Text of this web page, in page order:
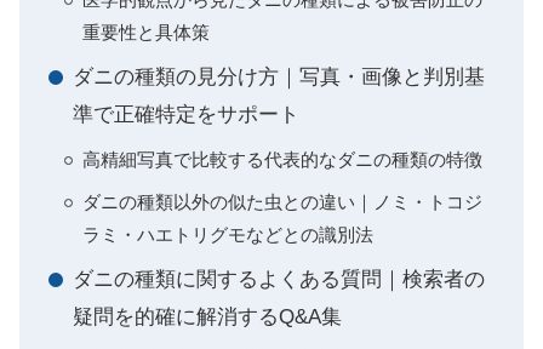
重要性と具体策
ダニの種類の見分け方｜写真・画像と判別基
準で正確特定をサポート
高精細写真で比較する代表的なダニの種類の特徴
ダニの種類以外の似た虫との違い｜ノミ・トコジ
ラミ・ハエトリグモなどとの識別法
ダニの種類に関するよくある質問｜検索者の
疑問を的確に解消するQ&A集